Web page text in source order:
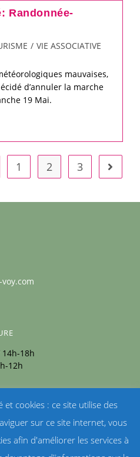
Randonnée-
/ VIE ASSOCIATIVE
mauvaises,
d’annuler la marche
19 Mai.
the previous page
1 2 3 Go to
18h
12h
cookies : ce site utilise des
sur ce site internet, vous
afin d'améliorer les services à